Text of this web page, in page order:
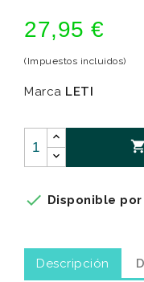
27,95 €
(Impuestos incluidos)
Marca LETI

 Disponible
Descripción